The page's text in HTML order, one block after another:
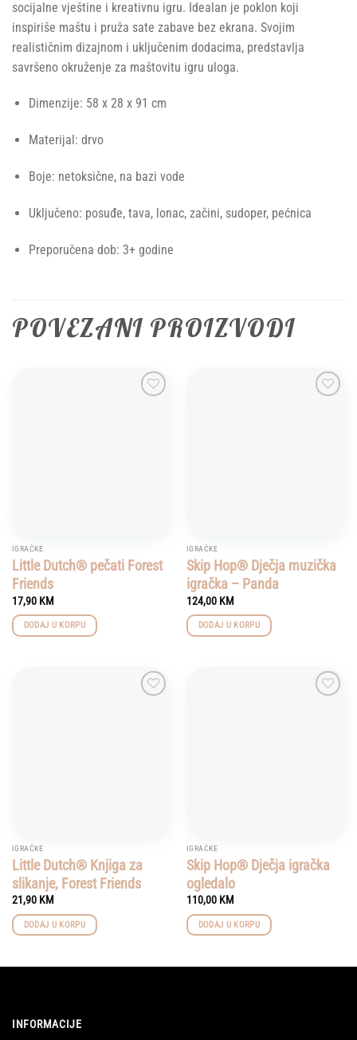
socijalne vještine i kreativnu igru. Idealan je poklon koji
inspiriše maštu i pruža sate zabave bez ekrana. Svojim
realističnim dizajnom i uključenim dodacima, predstavlja
savršeno okruženje za maštovitu igru uloga.
Dimenzije: 58 x 28 x 91 cm
Materijal: drvo
Boje: netoksične, na bazi vode
Uključeno: posuđe, tava, lonac, začini, sudoper, pećnica
Preporučena dob: 3+ godine
POVEZANI PROIZVODI
IGRAČKE
Little Dutch® pečati Forest
Friends
17,90 KM
DODAJ U KORPU
IGRAČKE
Skip Hop® Dječja muzička
igračka – Panda
124,00 KM
DODAJ U KORPU
IGRAČKE
Little Dutch® Knjiga za
slikanje, Forest Friends
21,90 KM
DODAJ U KORPU
IGRAČKE
Skip Hop® Dječja igračka
ogledalo
110,00 KM
DODAJ U KORPU
INFORMACIJE